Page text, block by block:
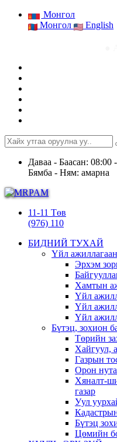
Монгол
Монгол
English
Даваа - Баасан: 08:00
Бямба - Ням: амарна
11-11 Төв
(976) 110
БИДНИЙ ТУХАЙ
Үйл
Эрхэм
Хамтын
Үйл
Үйл
Үйл
Бүтэц, зохион
Төрийн
Хайгуул,
Газрын
Орон
Хяналт-
газар
Уул
Бүтэц
Цөмийн